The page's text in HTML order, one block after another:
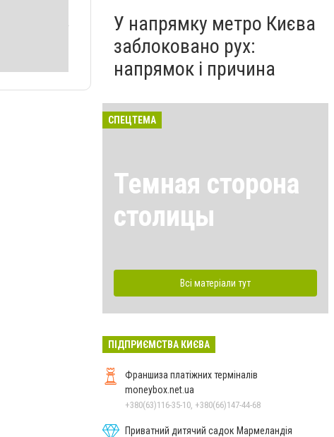
У напрямку метро Києва
заблоковано рух:
напрямок і причина
СПЕЦТЕМА
Темная сторона
столицы
Всі матеріали тут
ПІДПРИЄМСТВА КИЄВА
Франшиза платіжних терміналів
moneybox.net.ua
+380(63)116-35-10, +380(66)147-44-68
Приватний дитячий садок Мармеландія